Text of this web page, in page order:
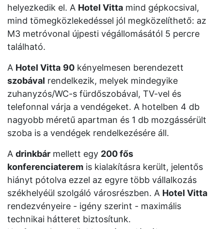
helyezkedik el. A Hotel Vitta mind gépkocsival,
mind tömegközlekedéssel jól megközelíthető: az
M3 metróvonal újpesti végállomásától 5 percre
található.
A Hotel Vitta 90 kényelmesen berendezett
szobával rendelkezik, melyek mindegyike
zuhanyzós/WC-s fürdőszobával, TV-vel és
telefonnal várja a vendégeket. A hotelben 4 db
nagyobb méretű apartman és 1 db mozgássérült
szoba is a vendégek rendelkezésére áll.
A drinkbár mellett egy 200 fős
konferenciaterem is kialakításra került, jelentős
hiányt pótolva ezzel az egyre több vállalkozás
székhelyéül szolgáló városrészben. A Hotel Vitta
rendezvényeire - igény szerint - maximális
technikai hátteret biztosítunk.